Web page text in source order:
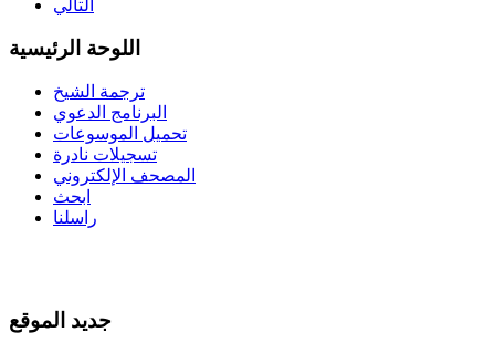
التالي
اللوحة الرئيسية
ترجمة الشيخ
البرنامج الدعوي
تحميل الموسوعات
تسجيلات نادرة
المصحف الإلكتروني
ابحث
راسلنا
جديد الموقع